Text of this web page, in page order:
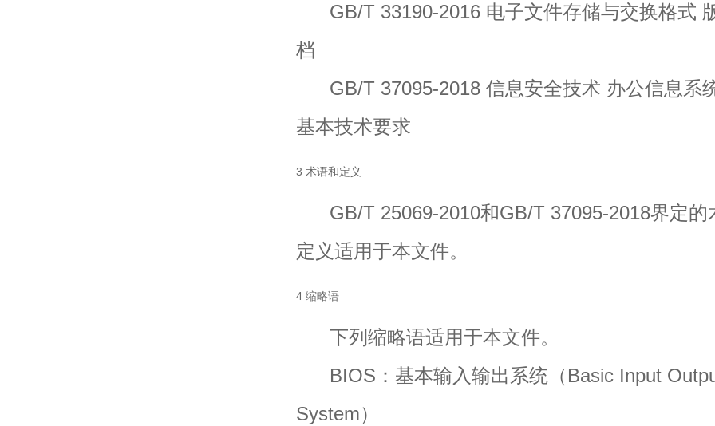
GB/T 33190-2016 电子文件存储与交换格式
档
GB/T 37095-2018 信息安全技术 办公信息系
基本技术要求
3 术语和定义
GB/T 25069-2010和GB/T 37095-2018界定的
定义适用于本文件。
4 缩略语
下列缩略语适用于本文件。
BIOS：基本输入输出系统（Basic Input
System）